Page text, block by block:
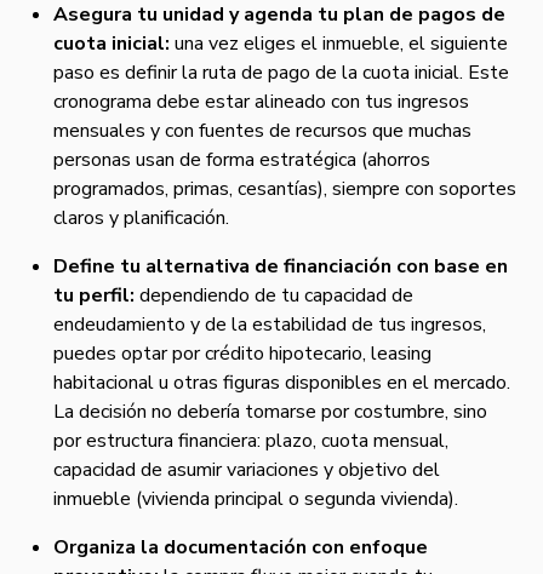
Asegura tu unidad y agenda tu plan de pagos de
cuota inicial: una vez eliges el inmueble, el siguiente
paso es definir la ruta de pago de la cuota inicial. Este
cronograma debe estar alineado con tus ingresos
mensuales y con fuentes de recursos que muchas
personas usan de forma estratégica (ahorros
programados, primas, cesantías), siempre con soportes
claros y planificación.
Define tu alternativa de financiación con base en
tu perfil: dependiendo de tu capacidad de
endeudamiento y de la estabilidad de tus ingresos,
puedes optar por crédito hipotecario, leasing
habitacional u otras figuras disponibles en el mercado.
La decisión no debería tomarse por costumbre, sino
por estructura financiera: plazo, cuota mensual,
capacidad de asumir variaciones y objetivo del
inmueble (vivienda principal o segunda vivienda).
Organiza la documentación con enfoque